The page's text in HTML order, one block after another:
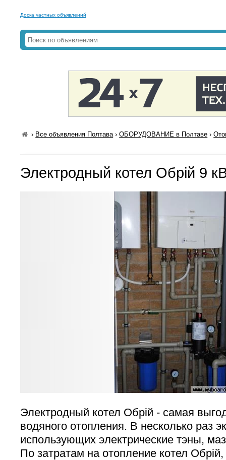
Доска частных объявлений
› Все объявления Полтава›ОБОРУДОВАНИЕ в Полтаве ›
Электродный котел Обрій 9
Электродный котел Обрій - самая
водяного отопления. В несколько раз
использующих электрические тэны,
По затратам на отопление котел